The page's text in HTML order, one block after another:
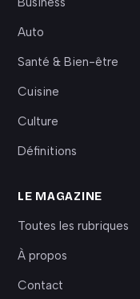
Auto
Santé & Bien-être
Cuisine
Culture
Définitions
LE MAGAZINE
Toutes les rubriques
À propos
Contact